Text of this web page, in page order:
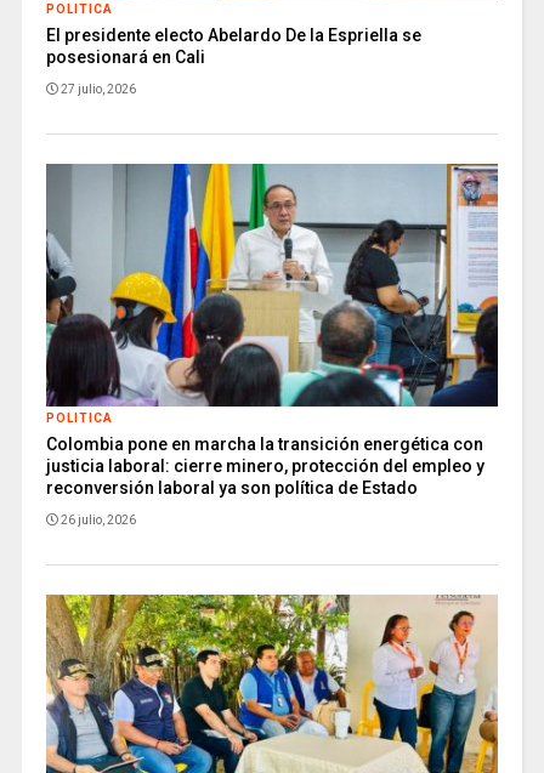
POLITICA
El presidente electo Abelardo De la Espriella se
posesionará en Cali
27 julio, 2026
POLITICA
Colombia pone en marcha la transición energética con
justicia laboral: cierre minero, protección del empleo y
reconversión laboral ya son política de Estado
26 julio, 2026